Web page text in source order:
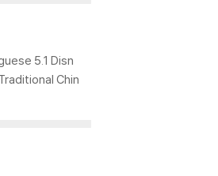
환이 가능합니
5.1 Disn
Chin